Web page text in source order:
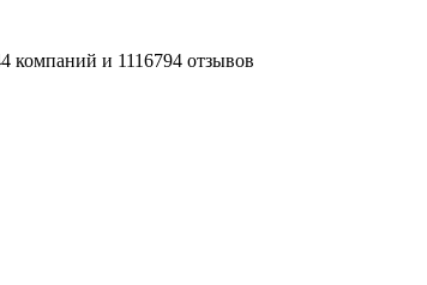
компаний и 1116794 отзывов